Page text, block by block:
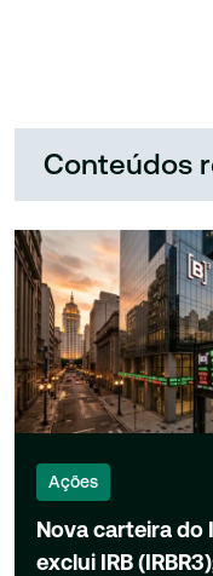
Conteúdos
Ações
Nova carteira do
exclui IRB